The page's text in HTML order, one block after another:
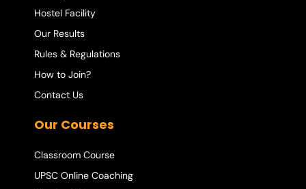
Hostel Facility
Our Results
Rules & Regulations
How to Join?
Contact Us
Our Courses
Classroom Course
UPSC Online Coaching